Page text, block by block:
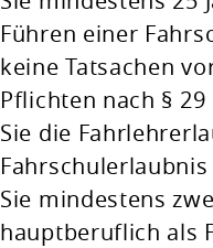
Führen einer
keine Tatsachen
Pflichten nach §
Sie die
Sie mindestens
hauptberuflich als